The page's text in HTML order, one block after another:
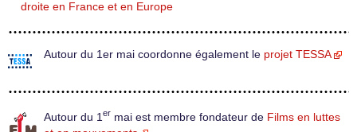
droite en France et en Europe
Autour du 1er mai coordonne également le projet TESSA
Autour du 1 er mai est membre fondateur de Films en luttes